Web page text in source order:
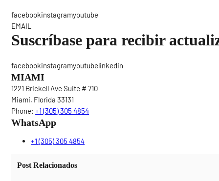
facebookinstagramyoutube
EMAIL
Suscríbase para recibir
facebookinstagramyoutubelinkedin
MIAMI
1221 Brickell Ave Suite # 710
Miami, Florida 33131
Phone: +1 (305) 305 4854
WhatsApp
+1 (305) 305 4854
Post Relacionados